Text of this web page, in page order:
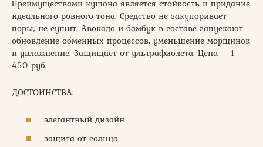
Преимуществами кушона является стойкость и придание
идеального ровного тона. Средство не закупоривает
поры, не сушит. Авокадо и бамбук в составе запускают
обновление обменных процессов, уменьшение морщинок
и увлажнение. Защищает от ультрафиолета. Цена – 1
450 руб.
ДОСТОИНСТВА:
элегантный дизайн
защита от солнца